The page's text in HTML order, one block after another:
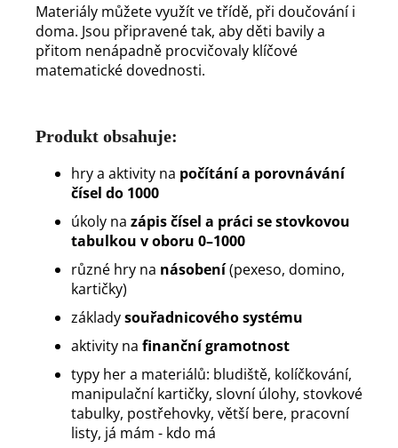
Materiály můžete využít ve třídě, při doučování i
doma. Jsou připravené tak, aby děti bavily a
přitom nenápadně procvičovaly klíčové
matematické dovednosti.
Produkt obsahuje:
hry a aktivity na počítání a porovnávání
čísel do 1000
úkoly na zápis čísel a práci se stovkovou
tabulkou v oboru 0–1000
různé hry na násobení(pexeso, domino,
kartičky)
základysouřadnicového systému
aktivity na finanční gramotnost
typy her a materiálů: bludiště, kolíčkování,
manipulační kartičky, slovní úlohy, stovkové
tabulky, postřehovky, větší bere, pracovní
listy, já mám - kdo má